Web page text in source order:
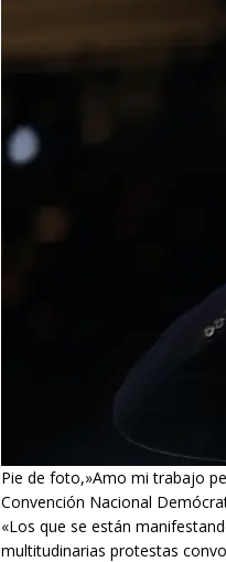
Pie de foto,»Amo mi trabajo
Convención Nacional
«Los que se están
multitudinarias protestas